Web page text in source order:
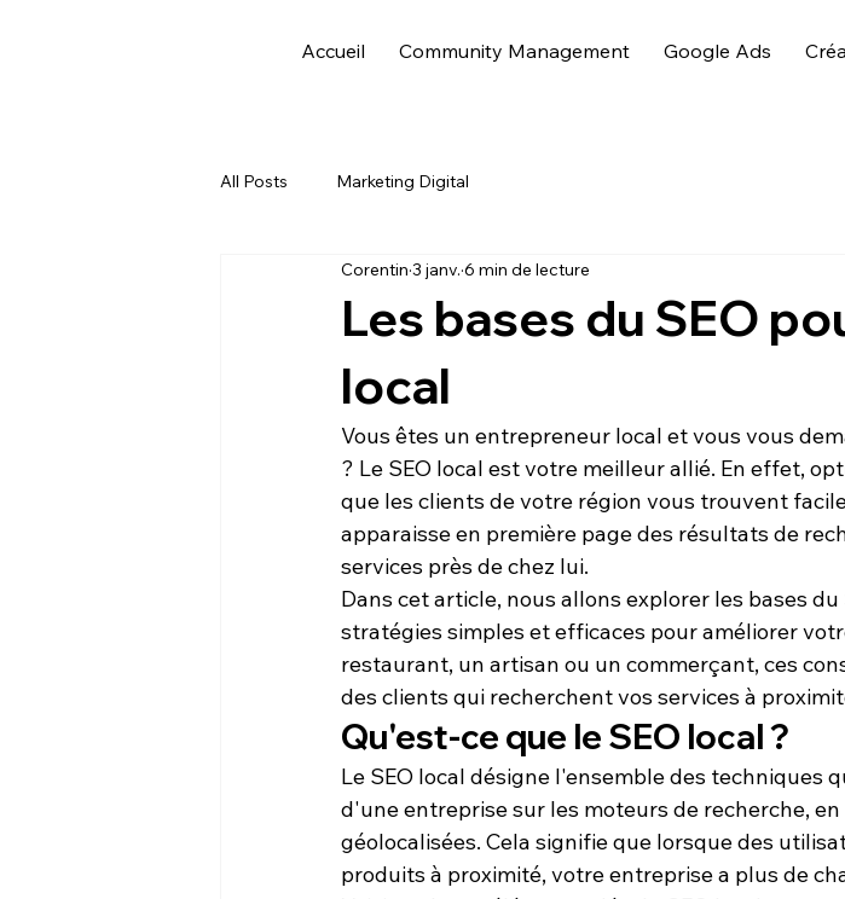
Accueil Community Management Google Ads
All Posts Marketing Digital
Les bases du SEO
local
Corentin 3 janv. 6 min de lecture
Vous êtes un entrepreneur local et vous vous
? Le SEO local est votre meilleur allié. En effet,
que les clients de votre région vous trouvent
apparaisse en première page des résultats de
services près de chez lui.
Dans cet article, nous allons explorer les bases
stratégies simples et efficaces pour améliorer
restaurant, un artisan ou un commerçant, ces
des clients qui recherchent vos services à
Qu'est-ce que le SEO local ?
Le SEO local désigne l'ensemble des techniques
d'une entreprise sur les moteurs de recherche,
géolocalisées. Cela signifie que lorsque des
produits à proximité, votre entreprise a plus de